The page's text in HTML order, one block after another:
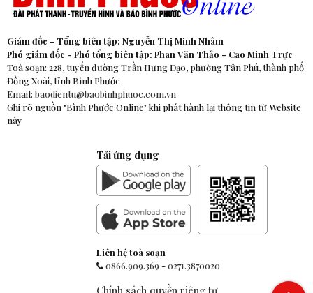
Giám đốc - Tổng biên tập: Nguyễn Thị Minh Nhâm
Phó giám đốc - Phó tổng biên tập: Phan Văn Thảo - Cao Minh Trực
Toà soạn: 228, tuyến đường Trần Hưng Đạo, phường Tân Phú, thành phố
Đồng Xoài, tỉnh Bình Phước
Email: baodientu@baobinhphuoc.com.vn
Ghi rõ nguồn "Bình Phước Online" khi phát hành lại thông tin từ Website
này
Tải ứng dụng
Liên hệ toà soạn
0866.909.369-0271.3870020